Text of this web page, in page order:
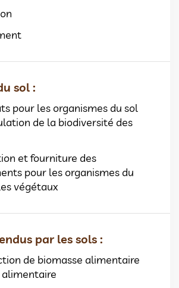
sol :
pour les organismes du sol
de la biodiversité des
et fourniture des
pour les organismes du
végétaux
par les sols :
de biomasse alimentaire